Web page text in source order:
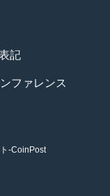
記
ファレンス
-CoinPost